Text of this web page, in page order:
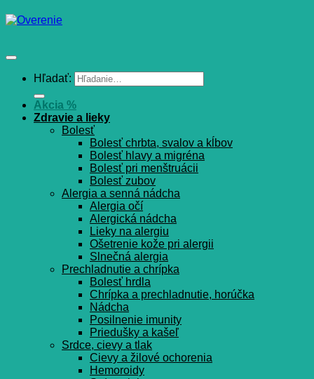
Hľadať:
Akcia %
Zdravie a lieky
Bolesť
Bolesť chrbta, svalov a kĺbov
Bolesť hlavy a migréna
Bolesť pri menštruácii
Bolesť zubov
Alergia a senná nádcha
Alergia očí
Alergická nádcha
Lieky na alergiu
Ošetrenie kože pri alergii
Slnečná alergia
Prechladnutie a chrípka
Bolesť hrdla
Chrípka a prechladnutie, horúčka
Nádcha
Posilnenie imunity
Priedušky a kašeľ
Srdce, cievy a tlak
Cievy a žilové ochorenia
Hemoroidy